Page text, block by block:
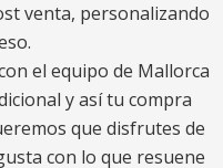
venta, personalizando
el equipo de Mallorca
y así tu compra
que disfrutes de
con lo que resuene